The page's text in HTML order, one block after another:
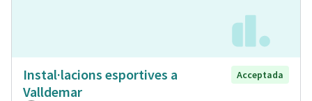
Instal·lacions esportives a
Valldemar
Acceptada